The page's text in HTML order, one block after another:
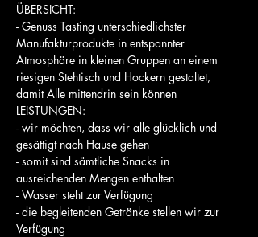
ÜBERSICHT:
- Genuss Tasting unterschiedlichster
Manufakturprodukte in entspannter
Atmosphäre in kleinen Gruppen an einem
riesigen Stehtisch und Hockern gestaltet,
damit Alle mittendrin sein können
LEISTUNGEN:
- wir möchten, dass wir alle glücklich und
gesättigt nach Hause gehen
- somit sind sämtliche Snacks in
ausreichenden Mengen enthalten
- Wasser steht zur Verfügung
- die begleitenden Getränke stellen wir zur
Verfügung